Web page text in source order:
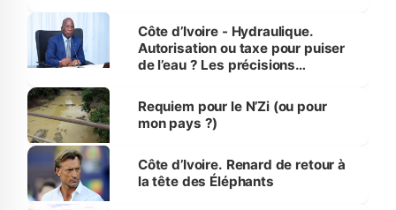
Côte d’Ivoire - Hydraulique.
Autorisation ou taxe pour puiser
de l’eau ? Les précisions
Requiem pour le N’Zi (ou pour
mon pays ?)
Côte d’Ivoire. Renard de retour à
la tête des Éléphants